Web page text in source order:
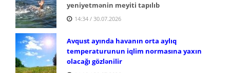
yeniyetmənin meyiti tapılıb
14:34 / 30.07.2026
Avqust ayında havanın orta aylıq
temperaturunun iqlim normasına yaxın
olacağı gözlənilir